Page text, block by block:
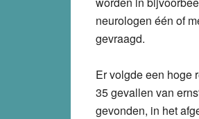
neurologen één of
gevraagd.
Er volgde een hoge
35 gevallen van
gevonden, in het